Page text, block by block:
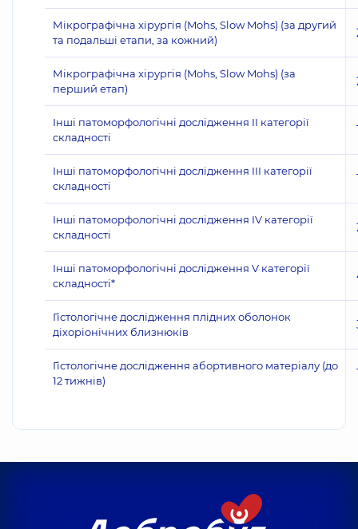
Мікрографічна хірургія (Mohs, Slow Mohs) (за другий
та подальші етапи, за кожний)
Мікрографічна хірургія (Mohs, Slow Mohs) (за
перший етап)
Інші патоморфологічні дослідження II категорії
складності
Інші патоморфологічні дослідження III категорії
складності
Інші патоморфологічні дослідження IV категорії
складності
Інші патоморфологічні дослідження V категорії
складності*
Гістологічне дослідження плідних оболонок
діхоріонічних близнюків
Гістологічне дослідження абортивного матеріалу (до
12 тижнів)